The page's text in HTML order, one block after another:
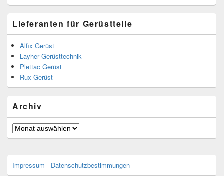
Lieferanten für Gerüstteile
Alfix Gerüst
Layher Gerüsttechnik
Plettac Gerüst
Rux Gerüst
Archiv
Archiv
Impressum - Datenschutzbestimmungen